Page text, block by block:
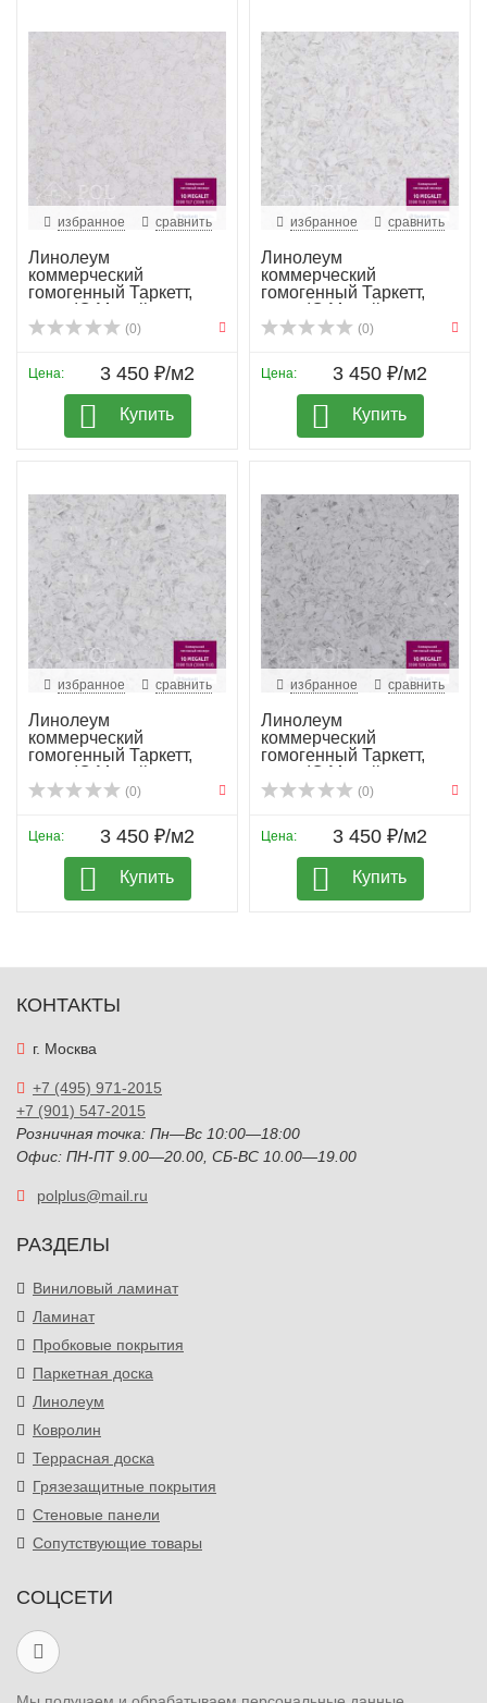
избранное сравнить
Линолеум
коммерческий
гомогенный Таркетт,
колл. IQ Megali...
(0)
Цена: 3 450 ₽/м2
Купить
избранное сравнить
Линолеум
коммерческий
гомогенный Таркетт,
колл. IQ Megali...
(0)
Цена: 3 450 ₽/м2
Купить
избранное сравнить
Линолеум
коммерческий
гомогенный Таркетт,
колл. IQ Megali...
(0)
Цена: 3 450 ₽/м2
Купить
избранное сравнить
Линолеум
коммерческий
гомогенный Таркетт,
колл. IQ Megali...
(0)
Цена: 3 450 ₽/м2
Купить
КОНТАКТЫ
г. Москва
+7 (495) 971-2015
+7 (901) 547-2015
Розничная точка: Пн—Вс 10:00—18:00
Офис: ПН-ПТ 9.00—20.00, СБ-ВС 10.00—19.00
polplus@mail.ru
РАЗДЕЛЫ
Виниловый ламинат
Ламинат
Пробковые покрытия
Паркетная доска
Линолеум
Ковролин
Террасная доска
Грязезащитные покрытия
Стеновые панели
Сопутствующие товары
СОЦСЕТИ